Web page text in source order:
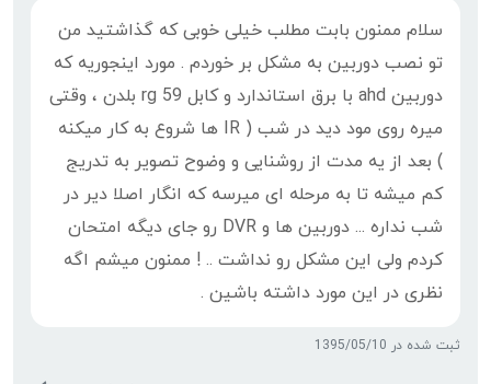
سلام ممنون بابت مطلب خیلی خوبی که گذاشتید من
تو نصب دوربین به مشکل بر خوردم . مورد اینجوریه که
دوربین ahd با برق استاندارد و کابل rg 59 بلدن ، وقتی
میره روی مود دید در شب ( IR ها شروع به کار میکنه
) بعد از یه مدت از روشنایی و وضوح تصویر به تدریج
کم میشه تا به مرحله ای میرسه که انگار اصلا دیر در
شب نداره ... دوربین ها و DVR رو جای دیگه امتحان
کردم ولی این مشکل رو نداشت .. ! ممنون میشم اگه
نظری در این مورد داشته باشین .
ثبت شده در 1395/05/10